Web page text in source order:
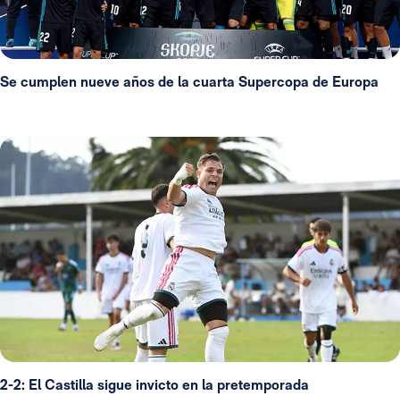
Se cumplen nueve años de la cuarta Supercopa de Europa
2-2: El Castilla sigue invicto en la pretemporada